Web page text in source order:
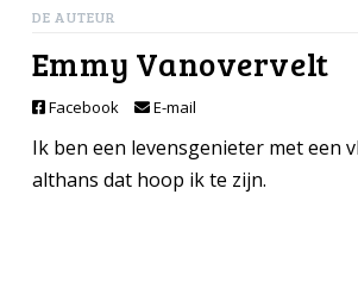
DE AUTEUR
Emmy Vanovervelt
Facebook E-mail
Ik ben een levensgenieter met een
althans dat hoop ik te zijn.